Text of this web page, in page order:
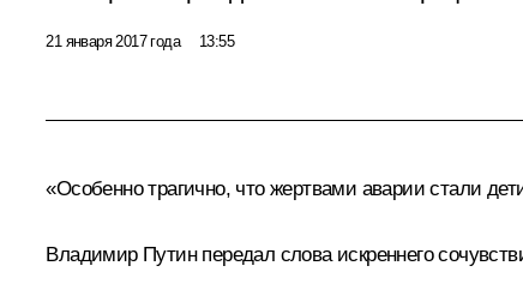
21 января 2017 года 13:55
«Особенно трагично, что жертвами аварии стали
Владимир Путин передал слова искреннего